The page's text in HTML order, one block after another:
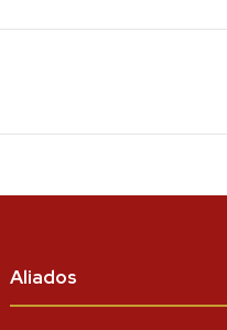
Aliados